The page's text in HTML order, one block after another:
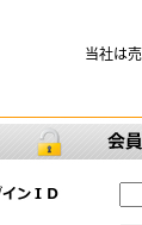
当社は